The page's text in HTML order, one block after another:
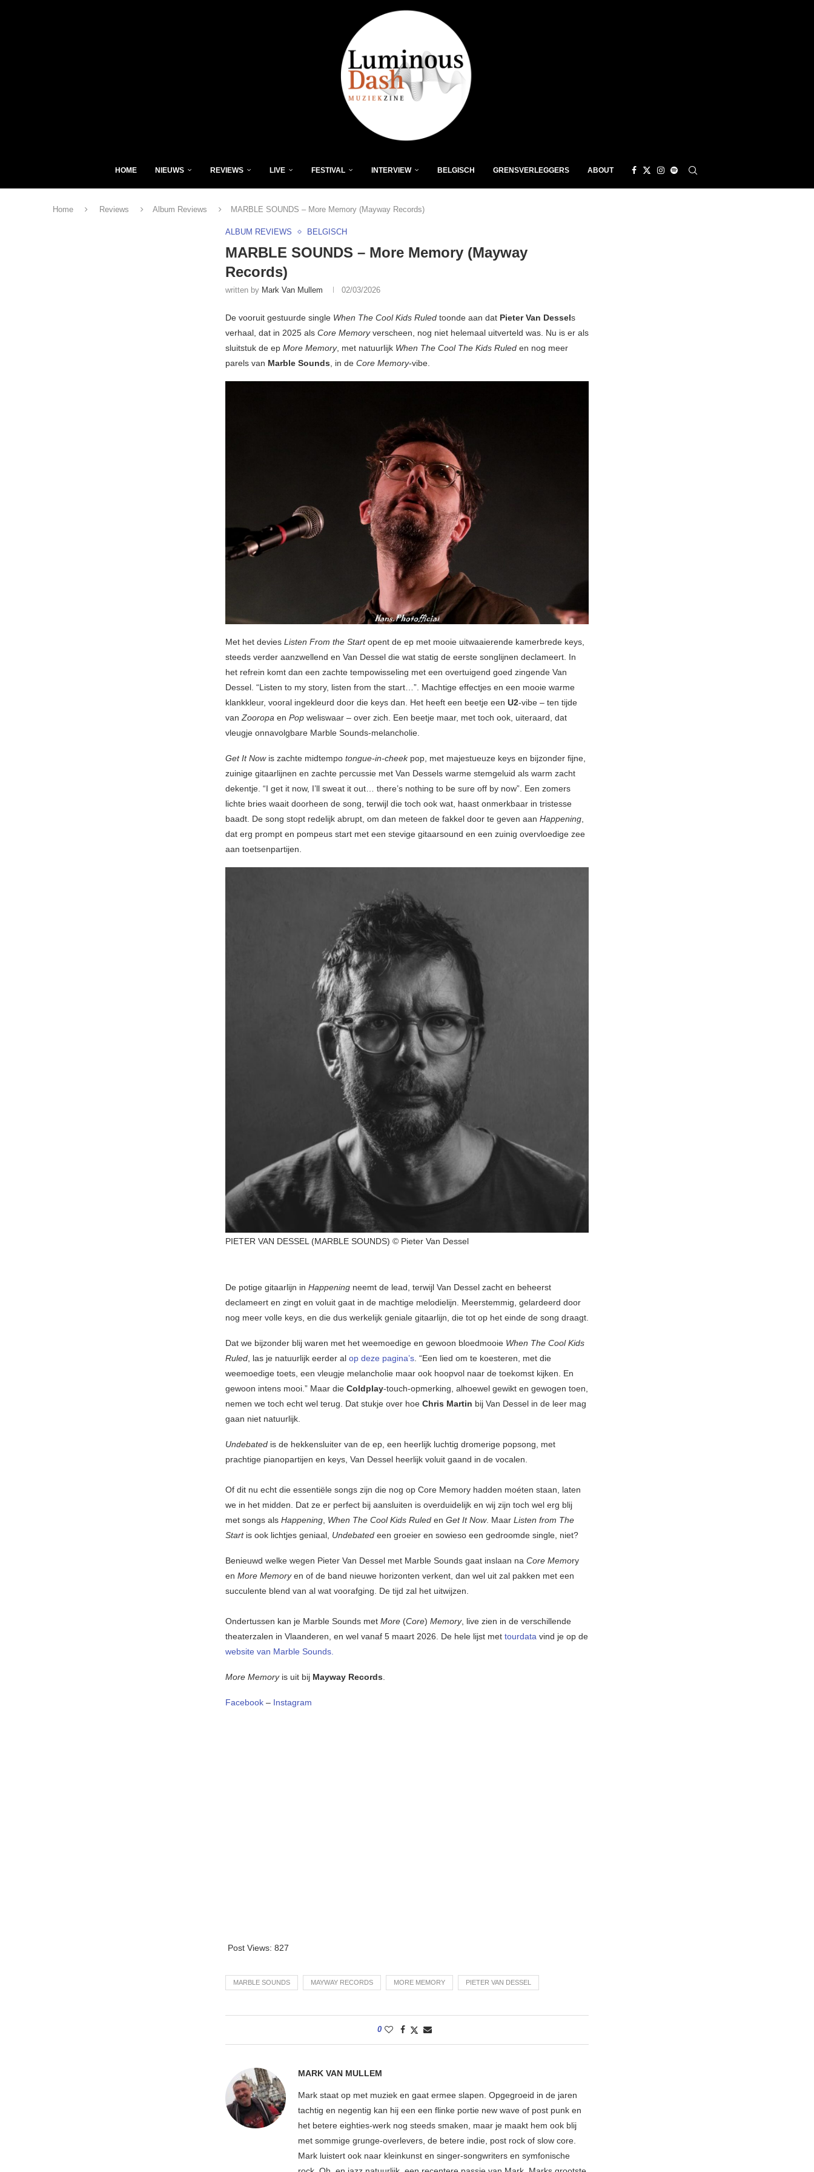
HOME NIEUWS REVIEWS LIVE FESTIVAL INTERVIEW BELGISCH GRENSVERLEGGERS ABOUT
Home Reviews Album Reviews MARBLE SOUNDS – More Memory (Mayway Records)
ALBUM REVIEWS BELGISCH
MARBLE SOUNDS – More Memory (Mayway
Records)
written by Mark Van Mullem 02/03/2026
De vooruit gestuurde single When The Cool Kids Ruled toonde aan dat Pieter Van Dessels
verhaal, dat in 2025 als Core Memoryverscheen, nog niet helemaal uitverteld was. Nu is er als
sluitstuk de ep More Memory, met natuurlijk When The Cool The Kids Ruled en nog meer
parels van Marble Sounds, in de Core Memory-vibe.
Met het devies Listen From the Startopent de ep met mooie uitwaaierende kamerbrede keys,
steeds verder aanzwellend en Van Dessel die wat statig de eerste songlijnen declameert. In
het refrein komt dan een zachte tempowisseling met een overtuigend goed zingende Van
Dessel. “Listen to my story, listen from the start…”. Machtige effectjes en een mooie warme
klankkleur, vooral ingekleurd door die keys dan. Het heeft een beetje een U2-vibe – ten tijde
van Zooropa en Pop weliswaar – over zich. Een beetje maar, met toch ook, uiteraard, dat
vleugje onnavolgbare Marble Sounds-melancholie.
Get It Nowis zachte midtempo tongue-in-cheekpop, met majestueuze keys en bijzonder fijne,
zuinige gitaarlijnen en zachte percussie met Van Dessels warme stemgeluid als warm zacht
dekentje. “I get it now, I’ll sweat it out… there’s nothing to be sure off by now”. Een zomers
lichte bries waait doorheen de song, terwijl die toch ook wat, haast onmerkbaar in tristesse
baadt. De song stopt redelijk abrupt, om dan meteen de fakkel door te geven aan Happening
dat erg prompt en pompeus start met een stevige gitaarsound en een zuinig overvloedige zee
aan toetsenpartijen.
PIETER VAN DESSEL (MARBLE SOUNDS) © Pieter Van Dessel
De potige gitaarlijn in Happening neemt de lead, terwijl Van Dessel zacht en beheerst
declameert en zingt en voluit gaat in de machtige melodielijn. Meerstemmig, gelardeerd door
nog meer volle keys, en die dus werkelijk geniale gitaarlijn, die tot op het einde de song draagt.
Dat we bijzonder blij waren met het weemoedige en gewoon bloedmooie When The Cool Kids
Ruled , las je natuurlijk eerder al op deze pagina’s . “Een lied om te koesteren, met die
weemoedige toets, een vleugje melancholie maar ook hoopvol naar de toekomst kijken. En
gewoon intens mooi.” Maar die Coldplay-touch-opmerking, alhoewel gewikt en gewogen toen,
nemen we toch echt wel terug. Dat stukje over hoe Chris Martin bij Van Dessel in de leer mag
gaan niet natuurlijk.
Undebated is de hekkensluiter van de ep, een heerlijk luchtig dromerige popsong, met
prachtige pianopartijen en keys, Van Dessel heerlijk voluit gaand in de vocalen.
Of dit nu echt die essentiële songs zijn die nog op Core Memory hadden moéten staan, laten
we in het midden. Dat ze er perfect bij aansluiten is overduidelijk en wij zijn toch wel erg blij
met songs als Happening When The Cool Kids Ruled en Get It Now. Maar Listen from The
Start is ook lichtjes geniaal, Undebated een groeier en sowieso een gedroomde single, niet?
Benieuwd welke wegen Pieter Van Dessel met Marble Sounds gaat inslaan na Core Memory
en More Memoryen of de band nieuwe horizonten verkent, dan wel uit zal pakken met een
succulente blend van al wat voorafging. De tijd zal het uitwijzen.
Ondertussen kan je Marble Sounds met More (Core) Memory, live zien in de verschillende
theaterzalen in Vlaanderen, en wel vanaf 5 maart 2026. De hele lijst met tourdata vind je op de
website van Marble Sounds.
More Memoryis uit bij Mayway Records
Facebook – Instagram
Post Views: 827
MARBLE SOUNDS MAYWAY RECORDS MORE MEMORY PIETER VAN DESSEL
0
MARK VAN MULLEM
Mark staat op met muziek en gaat ermee slapen. Opgegroeid in de jaren
tachtig en negentig kan hij een een flinke portie new wave of post punk en
het betere eighties-werk nog steeds smaken, maar je maakt hem ook blij
met sommige grunge-overlevers, de betere indie, post rock of slow core.
Mark luistert ook naar kleinkunst en singer-songwriters en symfonische